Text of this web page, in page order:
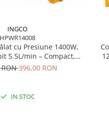
INGCO
HPWR14008
cu Presiune 1400W,
5.5L/min – Compact,
cu Pompă Metalică
RON396,00 RON
IN STOC